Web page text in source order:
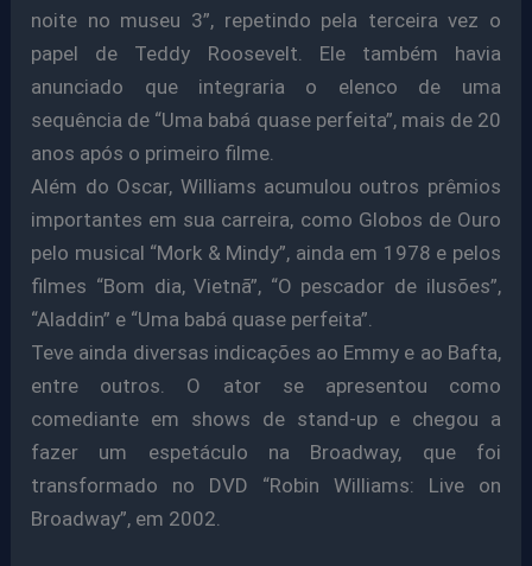
noite no museu 3”, repetindo pela terceira vez o
papel de Teddy Roosevelt. Ele também havia
anunciado que integraria o elenco de uma
sequência de “Uma babá quase perfeita”, mais de 20
anos após o primeiro filme.
Além do Oscar, Williams acumulou outros prêmios
importantes em sua carreira, como Globos de Ouro
pelo musical “Mork & Mindy”, ainda em 1978 e pelos
filmes “Bom dia, Vietnã”, “O pescador de ilusões”,
“Aladdin” e “Uma babá quase perfeita”.
Teve ainda diversas indicações ao Emmy e ao Bafta,
entre outros. O ator se apresentou como
comediante em shows de stand-up e chegou a
fazer um espetáculo na Broadway, que foi
transformado no DVD “Robin Williams: Live on
Broadway”, em 2002.